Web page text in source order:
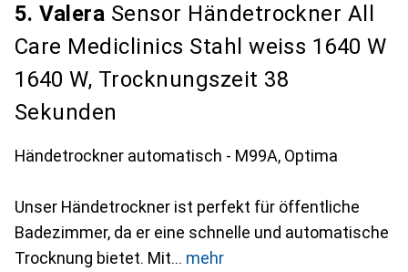
5. Valera Sensor Händetrockner All
Care Mediclinics Stahl weiss 1640 W
1640 W, Trocknungszeit 38
Sekunden
Händetrockner automatisch - M99A, Optima
Unser Händetrockner ist perfekt für öffentliche
Badezimmer, da er eine schnelle und automatische
Trocknung bietet. Mit
mehr